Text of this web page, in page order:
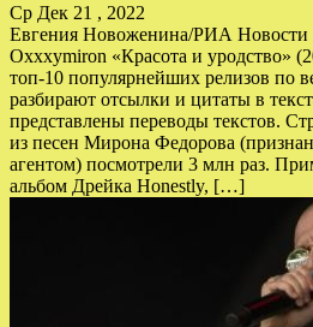
Ср Дек 21 , 2022
Евгения Новоженина/РИА Новости
Oxxxymiron «Красота и уродство»
топ-10 популярнейших релизов по
разбирают отсылки и цитаты в
представлены переводы текстов.
из песен Мирона Федорова
агентом) посмотрели 3 млн раз.
альбом Дрейка Honestly, […]